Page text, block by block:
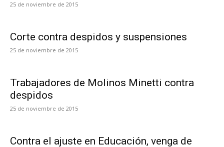
25 de noviembre de 2015
Corte contra despidos y suspensiones
25 de noviembre de 2015
Trabajadores de Molinos Minetti contra
despidos
25 de noviembre de 2015
Contra el ajuste en Educación, venga de